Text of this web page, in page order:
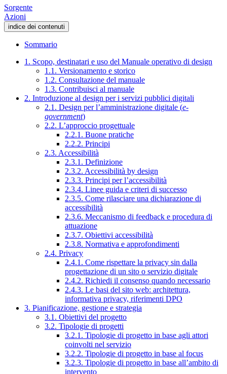
Sorgente
Azioni
indice dei contenuti
Sommario
1. Scopo, destinatari e uso del Manuale operativo di design
1.1. Versionamento e storico
1.2. Consultazione del manuale
1.3. Contribuisci al manuale
2. Introduzione al design per i servizi pubblici digitali
2.1. Design per l’amministrazione digitale (e-
government)
2.2. L’approccio progettuale
2.2.1. Buone pratiche
2.2.2. Principi
2.3. Accessibilità
2.3.1. Definizione
2.3.2. Accessibilità by design
2.3.3. Principi per l’accessibilità
2.3.4. Linee guida e criteri di successo
2.3.5. Come rilasciare una dichiarazione di
accessibilità
2.3.6. Meccanismo di feedback e procedura di
attuazione
2.3.7. Obiettivi accessibilità
2.3.8. Normativa e approfondimenti
2.4. Privacy
2.4.1. Come rispettare la privacy sin dalla
progettazione di un sito o servizio digitale
2.4.2. Richiedi il consenso quando necessario
2.4.3. Le basi del sito web: architettura,
informativa privacy, riferimenti DPO
3. Pianificazione, gestione e strategia
3.1. Obiettivi del progetto
3.2. Tipologie di progetti
3.2.1. Tipologie di progetto in base agli attori
coinvolti nel servizio
3.2.2. Tipologie di progetto in base al focus
3.2.3. Tipologie di progetto in base all’ambito di
intervento